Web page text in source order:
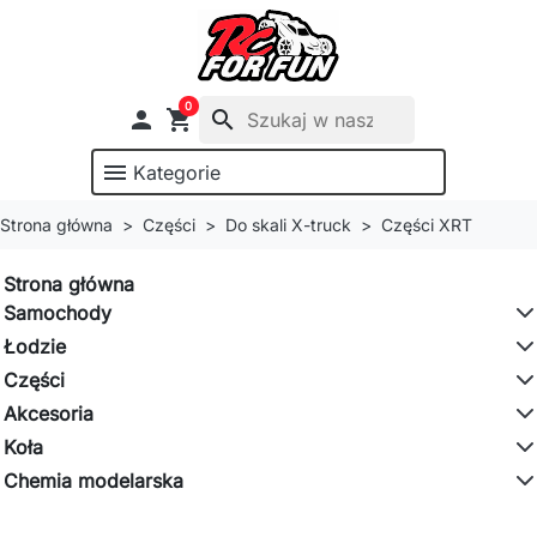
 shopping_cart
0
search
menu Kategorie
Strona główna Części Do skali X-truck Części XRT
Strona główna
Samochody
Łodzie
Części
Akcesoria
Koła
Chemia modelarska